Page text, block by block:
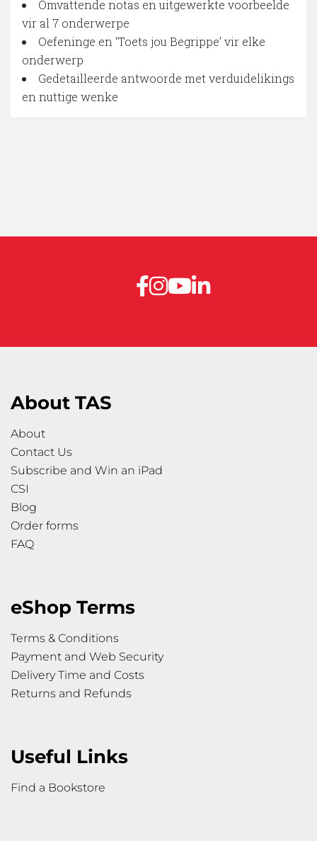
Omvattende notas en uitgewerkte voorbeelde
vir al 7 onderwerpe
Oefeninge en ‘Toets jou Begrippe’ vir elke
onderwerp
Gedetailleerde antwoorde met verduidelikings
en nuttige wenke
About TAS
About
Contact Us
Subscribe and Win an iPad
CSI
Blog
Order forms
FAQ
eShop Terms
Terms & Conditions
Payment and Web Security
Delivery Time and Costs
Returns and Refunds
Useful Links
Find a Bookstore